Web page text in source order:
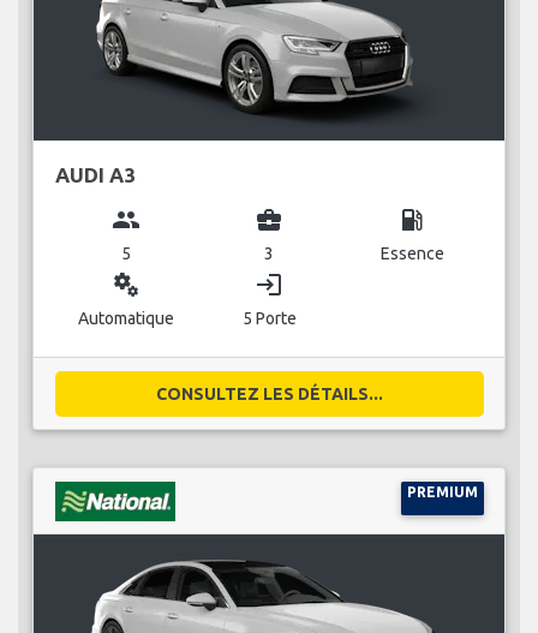
AUDI A3
group
5
business_center
3
local_gas_station
Essence
miscellaneous_services
Automatique
login
5 Porte
CONSULTEZ LES DÉTAILS...
PREMIUM